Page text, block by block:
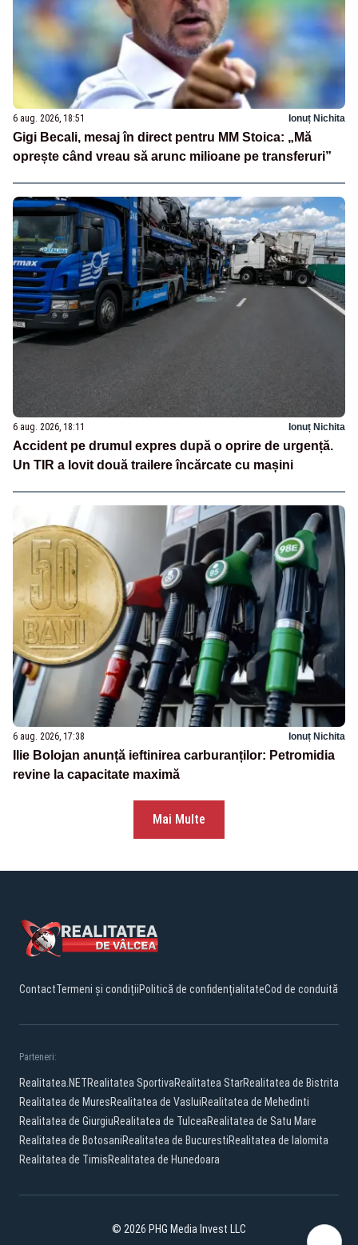
6 aug. 2026, 18:51 Ionuț Nichita
Gigi Becali, mesaj în direct pentru MM Stoica: „Mă
oprește când vreau să arunc milioane pe transferuri”
6 aug. 2026, 18:11 Ionuț Nichita
Accident pe drumul expres după o oprire de urgență.
Un TIR a lovit două trailere încărcate cu mașini
6 aug. 2026, 17:38 Ionuț Nichita
Ilie Bolojan anunță ieftinirea carburanților: Petromidia
revine la capacitate maximă
Mai Multe
ContactTermeni și condițiiPolitică de confidențialitateCod de conduită
Parteneri:
Realitatea.NETRealitatea SportivaRealitatea StarRealitatea de Bistrita
Realitatea de MuresRealitatea de VasluiRealitatea de Mehedinti
Realitatea de GiurgiuRealitatea de TulceaRealitatea de Satu Mare
Realitatea de BotosaniRealitatea de BucurestiRealitatea de Ialomita
Realitatea de TimisRealitatea de Hunedoara
© 2026 PHG Media Invest LLC